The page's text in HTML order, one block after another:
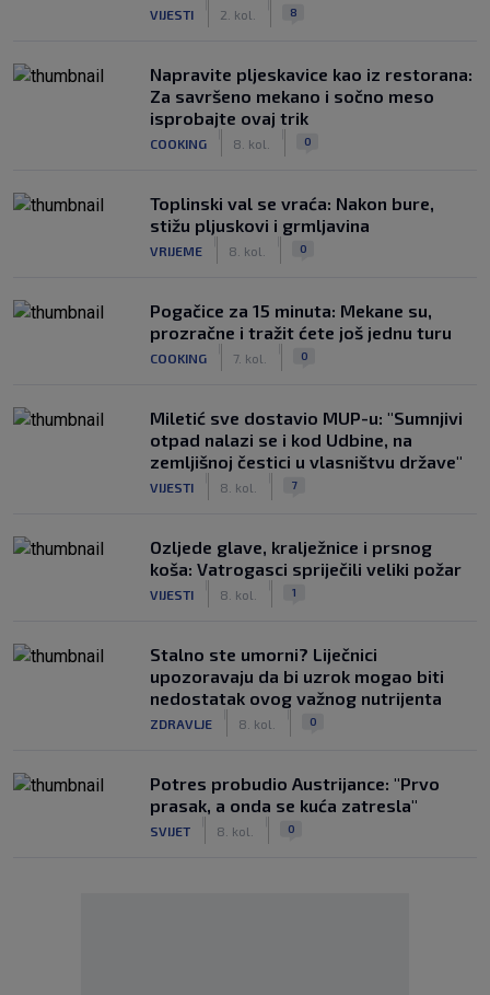
VIJESTI 2. kol. 8
Napravite pljeskavice kao iz restorana:
Za savršeno mekano i sočno meso
isprobajte ovaj trik
COOKING 8. kol. 0
Toplinski val se vraća: Nakon bure,
stižu pljuskovi i grmljavina
VRIJEME 8. kol. 0
Pogačice za 15 minuta: Mekane su,
prozračne i tražit ćete još jednu turu
COOKING 7. kol. 0
Miletić sve dostavio MUP-u: "Sumnjivi
otpad nalazi se i kod Udbine, na
zemljišnoj čestici u vlasništvu države"
VIJESTI 8. kol. 7
Ozljede glave, kralježnice i prsnog
koša: Vatrogasci spriječili veliki požar
VIJESTI 8. kol. 1
Stalno ste umorni? Liječnici
upozoravaju da bi uzrok mogao biti
nedostatak ovog važnog nutrijenta
ZDRAVLJE 8. kol. 0
Potres probudio Austrijance: "Prvo
prasak, a onda se kuća zatresla"
SVIJET 8. kol. 0